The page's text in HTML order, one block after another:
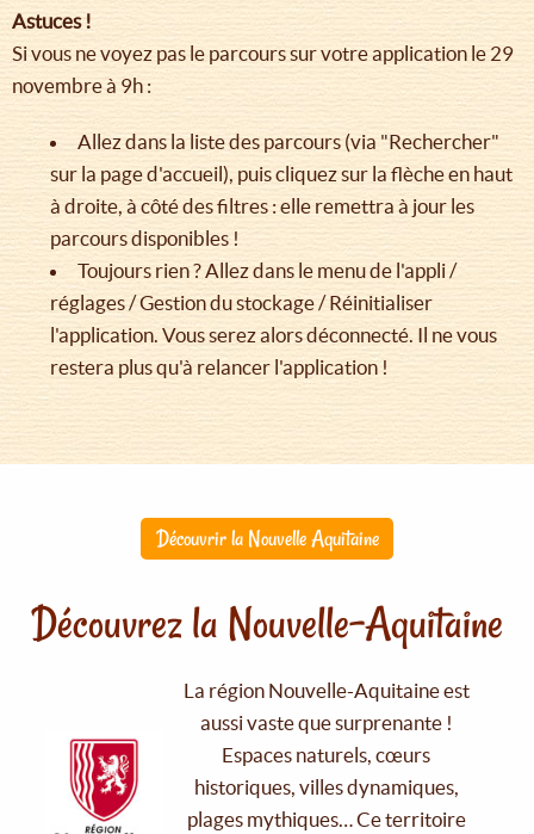
Astuces !
Si vous ne voyez pas le parcours sur votre application le 29
novembre à 9h :
Allez dans la liste des parcours (via "Rechercher"
sur la page d'accueil), puis cliquez sur la flèche en haut
à droite, à côté des filtres : elle remettra à jour les
parcours disponibles !
Toujours rien ? Allez dans le menu de l'appli /
réglages / Gestion du stockage / Réinitialiser
l'application. Vous serez alors déconnecté. Il ne vous
restera plus qu'à relancer l'application !
Découvrir la Nouvelle Aquitaine
Découvrez la Nouvelle-Aquitaine
La région Nouvelle-Aquitaine est
aussi vaste que surprenante !
Espaces naturels, cœurs
historiques, villes dynamiques,
plages mythiques… Ce territoire